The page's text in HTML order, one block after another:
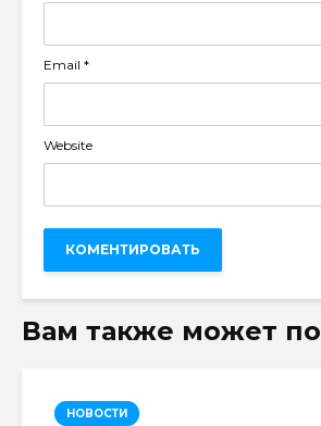
Email *
Website
Вам также может
НОВОСТИ